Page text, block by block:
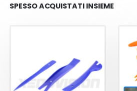
SPESSO ACQUISTATI INSIEME